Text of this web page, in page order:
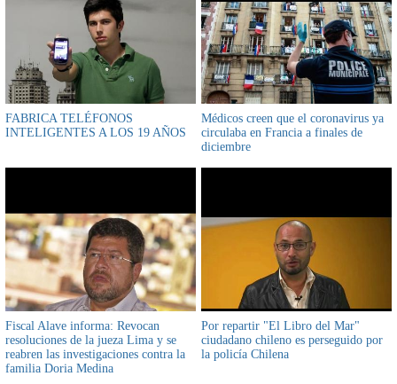
FABRICA TELÉFONOS
INTELIGENTES A LOS 19 AÑOS
Médicos creen que el coronavirus ya
circulaba en Francia a finales de
diciembre
Fiscal Alave informa: Revocan
resoluciones de la jueza Lima y se
reabren las investigaciones contra la
familia Doria Medina
Por repartir "El Libro del Mar"
ciudadano chileno es perseguido por
la policía Chilena